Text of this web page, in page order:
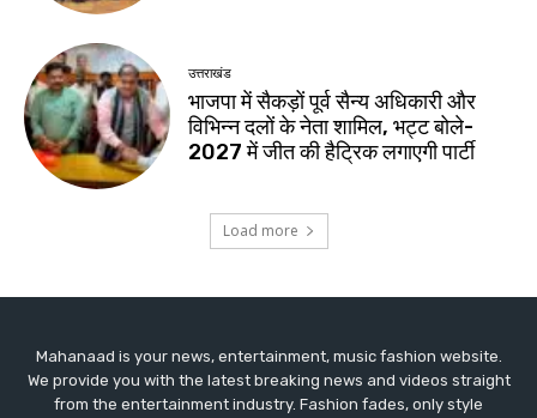
Mahanaad is your news, entertainment, music fashion website.
We provide you with the latest breaking news and videos straight
from the entertainment industry. Fashion fades, only style